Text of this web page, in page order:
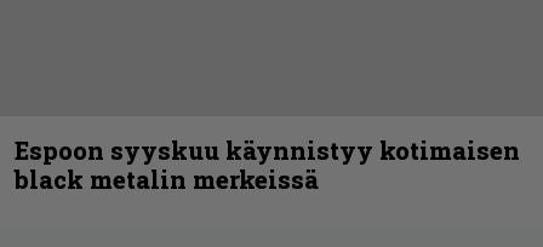
Espoon syyskuu käynnistyy kotimaisen
black metalin merkeissä